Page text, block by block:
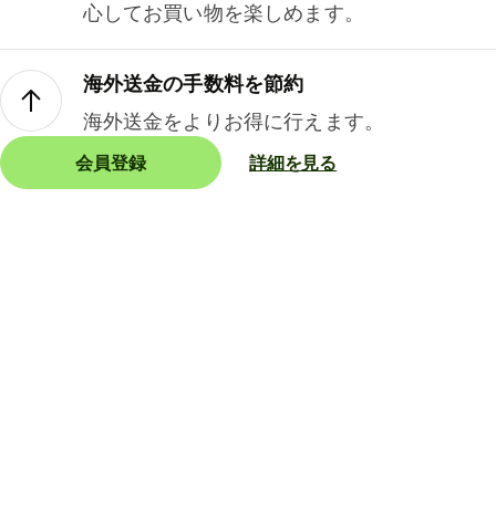
心してお買い物を楽しめます。
海外送金の手数料を節約
海外送金をよりお得に行えます。
会員登録 詳細を見る